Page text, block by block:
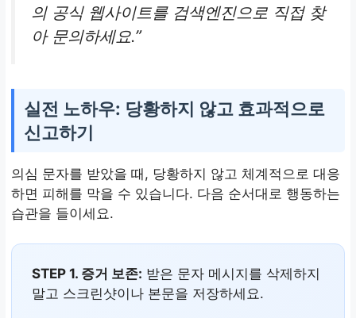
의 공식 웹사이트를 검색엔진으로 직접 찾
아 문의하세요.”
실전 노하우: 당황하지 않고 효과적으로
신고하기
의심 문자를 받았을 때, 당황하지 않고 체계적으로 대응
하면 피해를 막을 수 있습니다. 다음 순서대로 행동하는
습관을 들이세요.
STEP 1. 증거 보존: 받은 문자 메시지를 삭제하지
말고 스크린샷이나 본문을 저장하세요.